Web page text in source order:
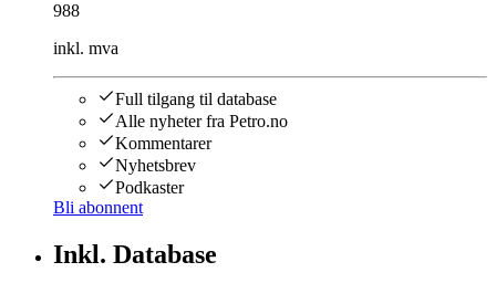
988
inkl. mva
Full tilgang til database
Alle nyheter fra Petro.no
Kommentarer
Nyhetsbrev
Podkaster
Bli abonnent
Inkl. Database